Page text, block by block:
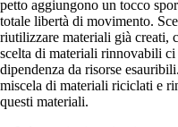
petto aggiungono un tocco
totale libertà di movimento.
riutilizzare materiali già creati,
scelta di materiali rinnovabili ci
dipendenza da risorse
miscela di materiali riciclati e
questi materiali.